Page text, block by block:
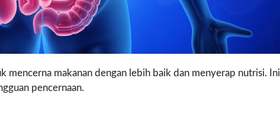
mencerna makanan dengan lebih baik dan menyerap nutrisi. Ini
pencernaan.